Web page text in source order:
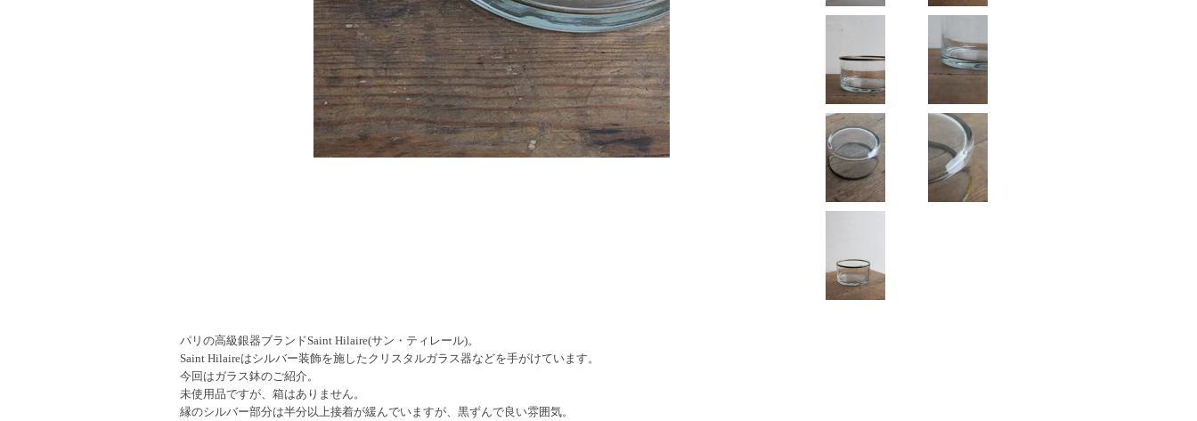
パリの高級銀器ブランドSaint Hilaire(サン・ティレール)。
Saint Hilaireはシルバー装飾を施したクリスタルガラス器などを手がけています。
今回はガラス鉢のご紹介。
未使用品ですが、箱はありません。
縁のシルバー部分は半分以上接着が緩んでいますが、黒ずんで良い雰囲気。